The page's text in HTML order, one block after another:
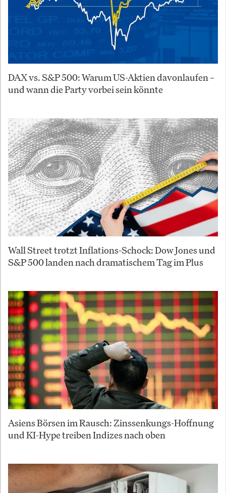
DAX vs. S&P 500: Warum US-Aktien davonlaufen –
und wann die Party vorbei sein könnte
Wall Street trotzt Inflations-Schock: Dow Jones und
S&P 500 landen nach dramatischem Tag im Plus
Asiens Börsen im Rausch: Zinssenkungs-Hoffnung
und KI-Hype treiben Indizes nach oben